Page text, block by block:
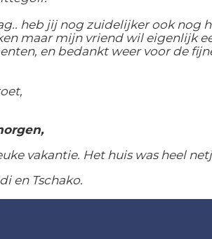
heb jij nog zuidelijker ook
maar mijn vriend wil eigenlijk
en bedankt weer voor de
vakantie. Het huis was heel
en Tschako.